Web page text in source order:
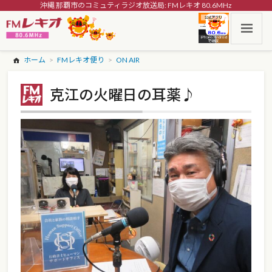
沖縄 那覇市のコミュティラジオ放送局: FMレキオ 80.6MHz
ホーム FMレキオ便り ON AIR
克江の火曜日の耳薬♪